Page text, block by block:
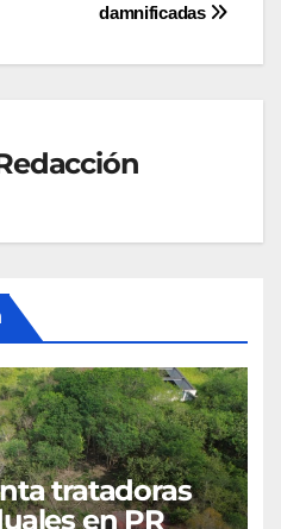
damnificadas
tratadoras
en PR